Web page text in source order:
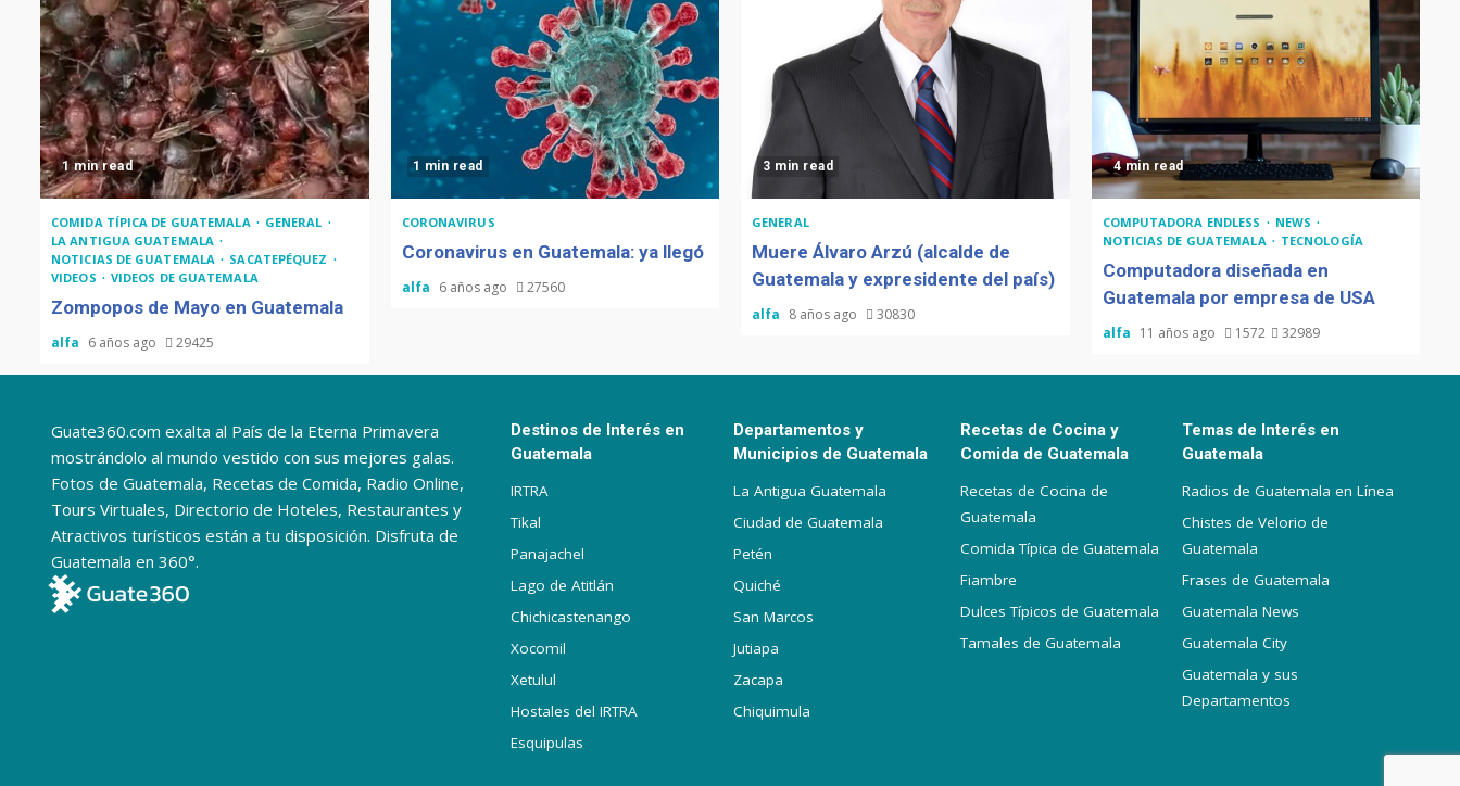
1 min read
COMIDA TÍPICA DE GUATEMALA
GENERAL
LA ANTIGUA GUATEMALA
NOTICIAS DE GUATEMALA
SACATEPÉQUEZ
VIDEOS
VIDEOS DE GUATEMALA
Zompopos de Mayo en Guatemala
alfa 6 años ago 29425
1 min read
CORONAVIRUS
Coronavirus en Guatemala: ya llegó
alfa 6 años ago 27560
3 min read
GENERAL
Muere Álvaro Arzú (alcalde de
Guatemala y expresidente del país)
alfa 8 años ago 30830
4 min read
COMPUTADORA ENDLESS
NEWS
NOTICIAS DE GUATEMALA
TECNOLOGÍA
Computadora diseñada en
Guatemala por empresa de USA
alfa 11 años ago 1572 32989
Guate360.com exalta al País de la Eterna Primavera
mostrándolo al mundo vestido con sus mejores galas.
Fotos de Guatemala, Recetas de Comida, Radio Online,
Tours Virtuales, Directorio de Hoteles, Restaurantes y
Atractivos turísticos están a tu disposición. Disfruta de
Guatemala en 360°.
Destinos de Interés en
Guatemala
IRTRA
Tikal
Panajachel
Lago de Atitlán
Chichicastenango
Xocomil
Xetulul
Hostales del IRTRA
Esquipulas
Departamentos y
Municipios de Guatemala
La Antigua Guatemala
Ciudad de Guatemala
Petén
Quiché
San Marcos
Jutiapa
Zacapa
Chiquimula
Recetas de Cocina y
Comida de Guatemala
Recetas de Cocina de
Guatemala
Comida Típica de Guatemala
Fiambre
Dulces Típicos de Guatemala
Tamales de Guatemala
Temas de Interés en
Guatemala
Radios de Guatemala en Línea
Chistes de Velorio de
Guatemala
Frases de Guatemala
Guatemala News
Guatemala City
Guatemala y sus
Departamentos